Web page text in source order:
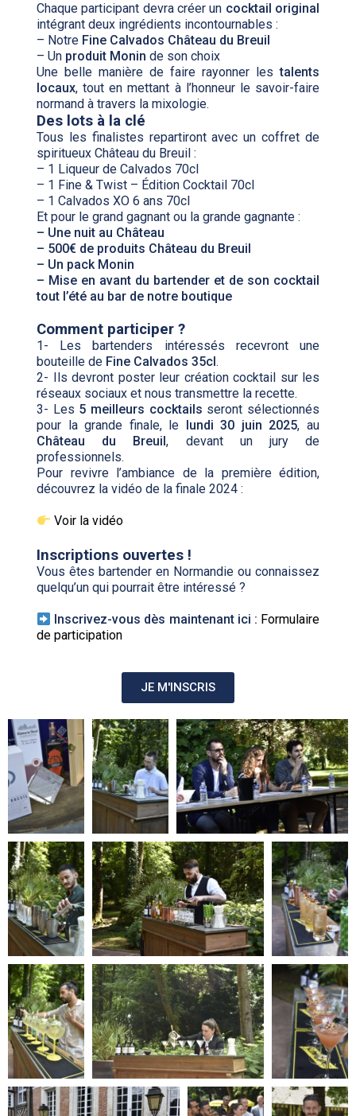
Chaque participant devra créer un cocktail original
intégrant deux ingrédients incontournables :
– Notre Fine Calvados Château du Breuil
– Un produit Monin de son choix
Une belle manière de faire rayonner lestalents
locaux, tout en mettant à l’honneur le savoir-faire
normand à travers la mixologie.
Des lots à la clé
Tous les finalistes repartiront avec un coffret de
spiritueux Château du Breuil :
– 1 Liqueur de Calvados 70cl
– 1 Fine & Twist – Édition Cocktail 70cl
– 1 Calvados XO 6 ans 70cl
Et pour le grand gagnant ou la grande gagnante :
– Une nuit au Château
– 500€ de produits Château du Breuil
– Un pack Monin
– Mise en avant du bartender et de son cocktail
tout l’été au bar de notre boutique
Comment participer ?
1- Les bartenders intéressés recevront une
bouteille de Fine Calvados 35cl.
2- Ils devront poster leur création cocktail sur les
réseaux sociaux et nous transmettre la recette.
3- Les 5 meilleurs cocktails seront sélectionnés
pour la grande finale, le lundi 30 juin 2025, au
Château du Breuil, devant un jury de
professionnels.
Pour revivre l’ambiance de la première édition,
découvrez la vidéo de la finale 2024 :
Voir la vidéo
Inscriptions ouvertes !
Vous êtes bartender en Normandie ou connaissez
quelqu’un qui pourrait être intéressé ?
Inscrivez-vous dès maintenant ici : Formulaire
de participation
JE M'INSCRIS